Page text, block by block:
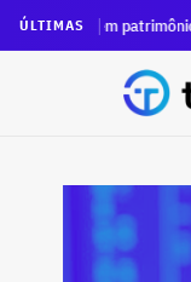
ÚLTIMAS
patrimônio